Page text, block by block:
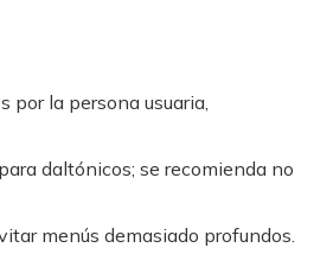
por la persona usuaria,
daltónicos; se recomienda no
menús demasiado profundos.